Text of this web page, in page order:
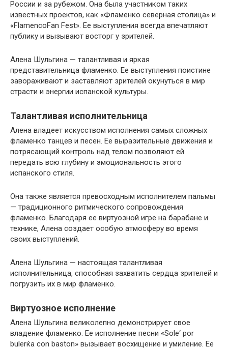
России и за рубежом. Она была участником таких
известных проектов, как «Фламенко северная столица» и
«FlamencoFan Fest». Ее выступления всегда впечатляют
публику и вызывают восторг у зрителей.
Алена Шульгина — талантливая и яркая
представительница фламенко. Ее выступления поистине
завораживают и заставляют зрителей окунуться в мир
страсти и энергии испанской культуры.
Талантливая исполнительница
Алена владеет искусством исполнения самых сложных
фламенко танцев и песен. Ее выразительные движения и
потрясающий контроль над телом позволяют ей
передать всю глубину и эмоциональность этого
испанского стиля.
Она также является превосходным исполнителем пальмы
— традиционного ритмического сопровождения
фламенко. Благодаря ее виртуозной игре на барабане и
технике, Алена создает особую атмосферу во время
своих выступлений.
Алена Шульгина — настоящая талантливая
исполнительница, способная захватить сердца зрителей и
погрузить их в мир фламенко.
Виртуозное исполнение
Алена Шульгина великолепно демонстрирует свое
владение фламенко. Ее исполнение песни «Sole‘ por
bulerќa con baston» вызывает восхищение и умиление. Ее